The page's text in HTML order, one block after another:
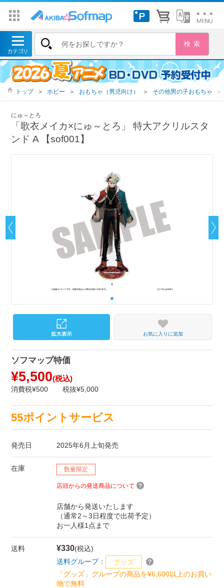
トップ ＞ ホビー ＞ おもちゃ（男児向け） ＞ その他男の子おもちゃ ＞
にゅ～とろ
「歌衣メイカ×にゅ～とろ」 特大アクリルスタ
ンド A 【sof001】
お気に入りに追加
ソフマップ特価
¥5,500(税込)
消費税¥500 税抜¥5,000
55ポイントサービス
発売日 2025年6月上旬発売
在庫 数量限定
店頭からの発送商品について
店舗から発送いたします
（通常2～3日程度で出荷予定）
お一人様1点まで
送料 ¥330(税込)
送料グループ：
グッズ
「グッズ」グループの商品を¥6,600以上のお買い
物で無料